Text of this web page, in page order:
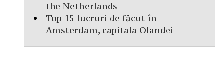
the Netherlands
Top 15 lucruri de făcut în
Amsterdam, capitala Olandei